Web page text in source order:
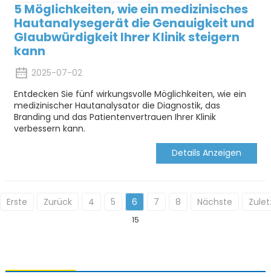
5 Möglichkeiten, wie ein medizinisches
Hautanalysegerät die Genauigkeit und
Glaubwürdigkeit Ihrer Klinik steigern
kann
2025-07-02
Entdecken Sie fünf wirkungsvolle Möglichkeiten, wie ein
medizinischer Hautanalysator die Diagnostik, das
Branding und das Patientenvertrauen Ihrer Klinik
verbessern kann.
Details Anzeigen
Erste Zurück 4 5 6 7 8 Nächste
15